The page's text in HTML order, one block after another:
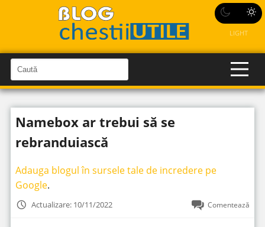
LIGHT
a
u
t
C
a
u
î
n
t
Namebox ar trebui să se
rebranduiască
Adauga blogul în sursele tale de incredere pe
Google.
Actualizare: 10/11/2022 Comentează